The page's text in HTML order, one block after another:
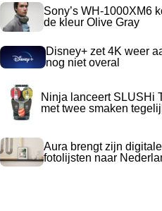
Sony’s WH-1000XM6
de kleur Olive Gray
Disney+ zet 4K weer
nog niet overal
Ninja lanceert SLUSHi
met twee smaken
Aura brengt zijn digitale
fotolijsten naar